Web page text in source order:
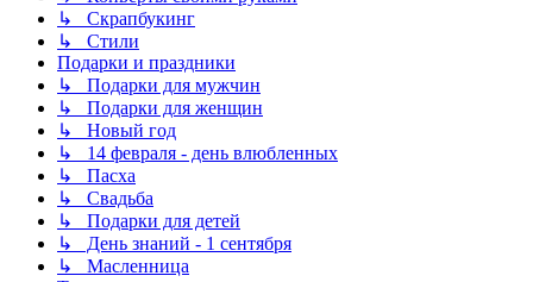
↳ Скрапбукинг
↳ Стили
Подарки и праздники
↳ Подарки для мужчин
↳ Подарки для женщин
↳ Новый год
↳ 14 февраля - день влюбленных
↳ Пасха
↳ Свадьба
↳ Подарки для детей
↳ День знаний - 1 сентября
↳ Масленница